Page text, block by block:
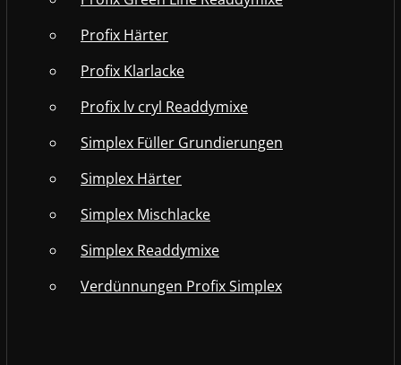
Profix Härter
Profix Klarlacke
Profix lv cryl Readdymixe
Simplex Füller Grundierungen
Simplex Härter
Simplex Mischlacke
Simplex Readdymixe
Verdünnungen Profix Simplex